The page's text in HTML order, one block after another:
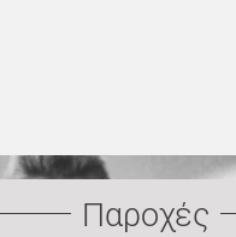
Παροχές